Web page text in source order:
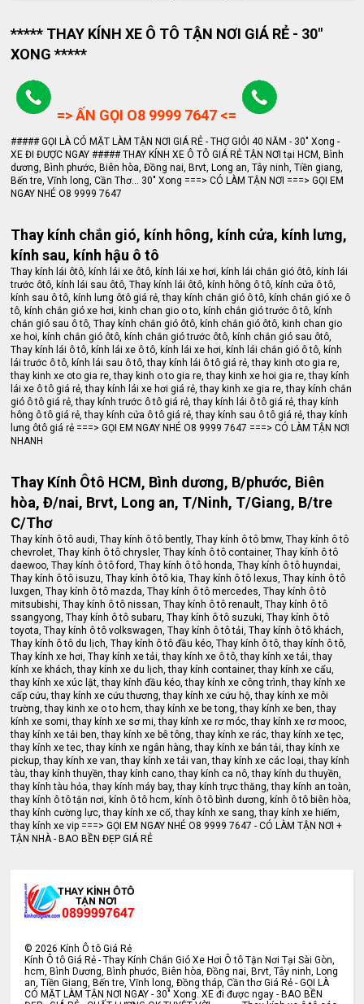
***** THAY KÍNH XE Ô TÔ TẬN NƠI GIÁ RẺ - 30"
XONG *****
=> ẤN GỌI O8 9999 7647 <=
##### GỌI LÀ CÓ MẶT LÀM TẬN NƠI GIÁ RẺ - THỢ GIỎI 40 NĂM - 30" Xong -
XE ĐI ĐƯỢC NGAY ##### THAY KÍNH XE Ô TÔ GIÁ RẺ TẬN NƠI tại HCM, Bình
dương, Bình phước, Biên hòa, Đồng nai, Brvt, Long an, Tây ninh, Tiền giang,
Bến tre, Vĩnh long, Cần Thơ... 30" Xong ===> CÓ LÀM TẬN NƠI ===> GỌI EM
NGAY NHÉ O8 9999 7647
Thay kính chắn gió, kính hông, kính cửa, kính lưng,
kính sau, kính hậu ô tô
Thay kính lái ôtô, kính lái xe ôtô, kính lái xe hơi, kính lái chắn gió ôtô, kính lái
trước ôtô, kính lái sau ôtô, Thay kính lái ôtô, kính hông ô tô, kính cửa ô tô,
kính sau ô tô, kính lưng ôtô giá rẻ, thay kính chắn gió ô tô, kính chắn gió xe ô
tô, kính chắn gió xe hơi, kinh chan gio o to, kính chắn gió trước ô tô, kính
chắn gió sau ô tô, Thay kính chắn gió ôtô, kính chắn gió ôtô, kinh chan gio
xe hoi, kính chắn gió ôtô, kính chắn gió trước ôtô, kính chắn gió sau ôtô,
Thay kính lái ô tô, kính lái xe ô tô, kính lái xe hơi, kính lái chắn gió ô tô, kính
lái trước ô tô, kính lái sau ô tô, thay kính lái ô tô giá rẻ, thay kinh oto gia re,
thay kinh xe oto gia re, thay kinh o to gia re, thay kinh xe hoi gia re, thay kính
lái xe ô tô giá rẻ, thay kính lái xe hơi giá rẻ, thay kinh xe gia re, thay kính chắn
gió ô tô giá rẻ, thay kính trước ô tô giá rẻ, thay kính lái ô tô giá rẻ, thay kính
hông ô tô giá rẻ, thay kính cửa ô tô giá rẻ, thay kính sau ô tô giá rẻ, thay kính
lưng ôtô giá rẻ ===> GỌI EM NGAY NHÉ O8 9999 7647 ===> CÓ LÀM TẬN NƠI
NHANH
Thay Kính Ôtô HCM, Bình dương, B/phước, Biên
hòa, Đ/nai, Brvt, Long an, T/Ninh, T/Giang, B/tre
C/Thơ
Thay kính ô tô audi, Thay kính ô tô bently, Thay kính ô tô bmw, Thay kính ô tô
chevrolet, Thay kính ô tô chrysler, Thay kính ô tô container, Thay kính ô tô
daewoo, Thay kính ô tô ford, Thay kính ô tô honda, Thay kính ô tô huyndai,
Thay kính ô tô isuzu, Thay kính ô tô kia, Thay kính ô tô lexus, Thay kính ô tô
luxgen, Thay kính ô tô mazda, Thay kính ô tô mercedes, Thay kính ô tô
mitsubishi, Thay kính ô tô nissan, Thay kính ô tô renault, Thay kính ô tô
ssangyong, Thay kính ô tô subaru, Thay kính ô tô suzuki, Thay kính ô tô
toyota, Thay kính ô tô volkswagen, Thay kính ô tô tải, Thay kính ô tô khách,
Thay kính ô tô du lịch, Thay kính ô tô đầu kéo, Thay kính ô tô, thay kính ô tô,
Thay kính xe hơi, Thay kính xe tải, thay kính xe ô tô, thay kính xe tải, thay
kính xe khách, thay kính xe du lịch, thay kính container, thay kính xe cẩu,
thay kính xe xúc lật, thay kính đầu kéo, thay kính xe công trình, thay kính xe
cấp cứu, thay kính xe cứu thương, thay kính xe cứu hộ, thay kính xe môi
trường, thay kinh xe o to hcm, thay kính xe be tong, thay kính xe ben, thay
kính xe somi, thay kính xe sơ mi, thay kính xe rơ móc, thay kính xe rơ mooc,
thay kính xe tải ben, thay kính xe bê tông, thay kính xe rác, thay kính xe tẹc,
thay kính xe tec, thay kính xe ngân hàng, thay kính xe bán tải, thay kính xe
pickup, thay kính xe van, thay kính xe tải van, thay kính xe các loại, thay kính
tàu, thay kính thuyền, thay kính cano, thay kính ca nô, thay kính du thuyền,
thay kính tàu hỏa, thay kính máy bay, thay kính trực thăng, thay kính an toàn,
thay kính ô tô tận nơi, kính ô tô hcm, kính ô tô bình dương, kính ô tô biên hòa,
thay kính cường lực, thay kính xe cổ, thay kính xe sang, thay kính xe hiếm,
thay kính xe vip ===> GỌI EM NGAY NHÉ O8 9999 7647 - CÓ LÀM TẬN NƠI +
TẬN NHÀ - BAO BỀN ĐẸP GIÁ RẺ
©2026 Kính Ô tô Giá Rẻ
Kính Ô tô Giá Rẻ - Thay Kính Chắn Gió Xe Hơi Ô tô Tận Nơi Tại Sài Gòn,
hcm, Bình Dương, Bình phước, Biên hòa, Đồng nai, Brvt, Tây ninh, Long
an, Tiền Giang, Bến tre, Vĩnh long, Đồng tháp, Cần thơ Giá Rẻ - GỌI LÀ
CÓ MẶT LÀM TẬN NƠI NGAY - 30" Xong. XE đi được ngay - BAO BỀN